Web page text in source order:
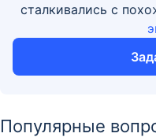
сталкивались с
Популярные